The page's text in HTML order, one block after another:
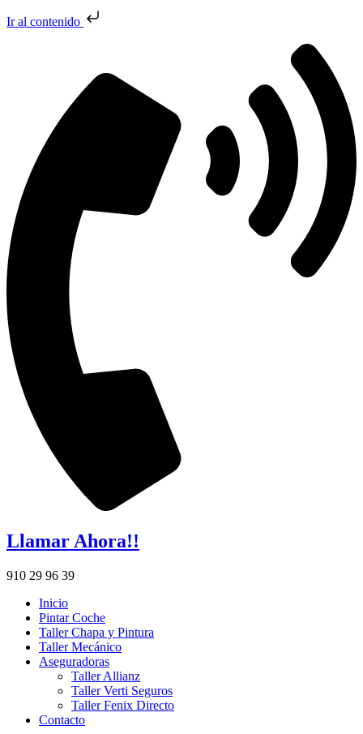
Ir al contenido
Llamar Ahora!!
910 29 96 39
Inicio
Pintar Coche
Taller Chapa y Pintura
Taller Mecánico
Aseguradoras
Taller Allianz
Taller Verti Seguros
Taller Fenix Directo
Contacto